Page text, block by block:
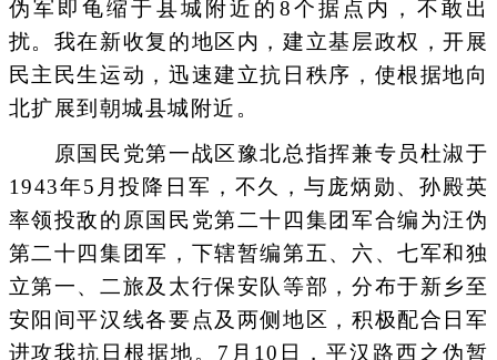
伪军即龟缩于县城附近的8个据点内，不敢出
扰。我在新收复的地区内，建立基层政权，开展
民主民生运动，迅速建立抗日秩序，使根据地向
北扩展到朝城县城附近。
原国民党第一战区豫北总指挥兼专员杜淑于
1943年5月投降日军，不久，与庞炳勋、孙殿英
率领投敌的原国民党第二十四集团军合编为汪伪
第二十四集团军，下辖暂编第五、六、七军和独
立第一、二旅及太行保安队等部，分布于新乡至
安阳间平汉线各要点及两侧地区，积极配合日军
进攻我抗日根据地。7月10日，平汉路西之伪暂